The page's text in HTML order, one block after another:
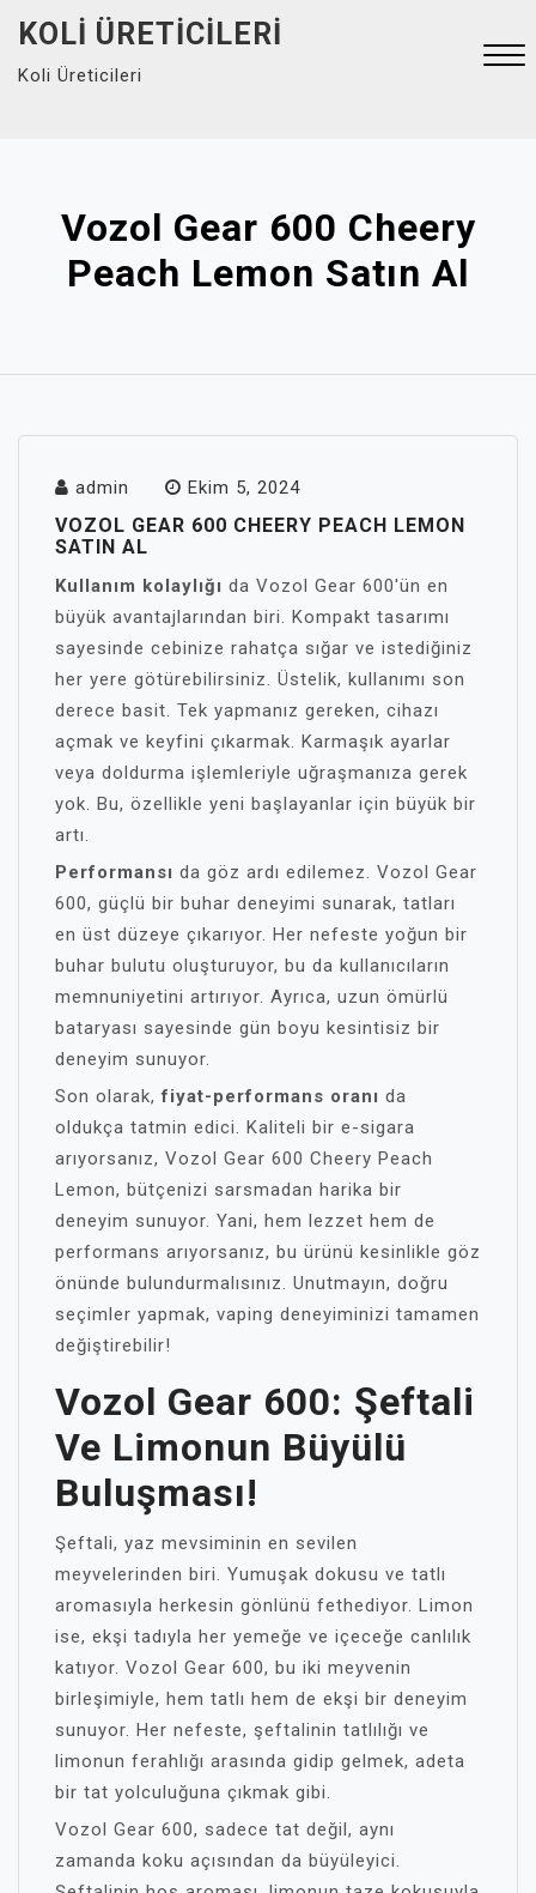
content
KOLI ÜRETICILERI
Koli Üreticileri
Vozol Gear 600 Cheery
Peach Lemon Satın Al
admin Ekim 5, 2024
VOZOL GEAR 600 CHEERY PEACH LEMON
SATIN AL
Kullanım kolaylığı da Vozol Gear 600'ün en
büyük avantajlarından biri. Kompakt tasarımı
sayesinde cebinize rahatça sığar ve istediğiniz
her yere götürebilirsiniz. Üstelik, kullanımı son
derece basit. Tek yapmanız gereken, cihazı
açmak ve keyfini çıkarmak. Karmaşık ayarlar
veya doldurma işlemleriyle uğraşmanıza gerek
yok. Bu, özellikle yeni başlayanlar için büyük bir
artı.
Performansı da göz ardı edilemez. Vozol Gear
600, güçlü bir buhar deneyimi sunarak, tatları
en üst düzeye çıkarıyor. Her nefeste yoğun bir
buhar bulutu oluşturuyor, bu da kullanıcıların
memnuniyetini artırıyor. Ayrıca, uzun ömürlü
bataryası sayesinde gün boyu kesintisiz bir
deneyim sunuyor.
Son olarak,fiyat-performans oranı da
oldukça tatmin edici. Kaliteli bir e-sigara
arıyorsanız, Vozol Gear 600 Cheery Peach
Lemon, bütçenizi sarsmadan harika bir
deneyim sunuyor. Yani, hem lezzet hem de
performans arıyorsanız, bu ürünü kesinlikle göz
önünde bulundurmalısınız. Unutmayın, doğru
seçimler yapmak, vaping deneyiminizi tamamen
değiştirebilir!
Vozol Gear 600: Şeftali
Ve Limonun Büyülü
Buluşması!
Şeftali, yaz mevsiminin en sevilen
meyvelerinden biri. Yumuşak dokusu ve tatlı
aromasıyla herkesin gönlünü fethediyor. Limon
ise, ekşi tadıyla her yemeğe ve içeceğe canlılık
katıyor. Vozol Gear 600, bu iki meyvenin
birleşimiyle, hem tatlı hem de ekşi bir deneyim
sunuyor. Her nefeste, şeftalinin tatlılığı ve
limonun ferahlığı arasında gidip gelmek, adeta
bir tat yolculuğuna çıkmak gibi.
Vozol Gear 600, sadece tat değil, aynı
zamanda koku açısından da büyüleyici.